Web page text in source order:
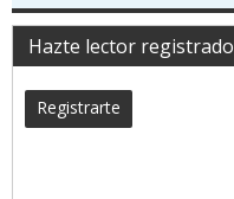
Hazte lector registrado
Registrarte